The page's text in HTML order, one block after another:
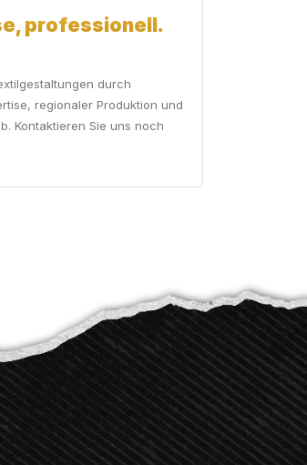
professionell.
durch
regionaler Produktion und
Kontaktieren Sie uns noch